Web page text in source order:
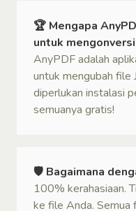
🏆 Mengapa
untuk mengonversi
AnyPDF adalah
untuk mengubah file
diperlukan instalasi
semuanya gratis!
🛡 Bagaimana
100% kerahasiaan.
ke file Anda. Semua